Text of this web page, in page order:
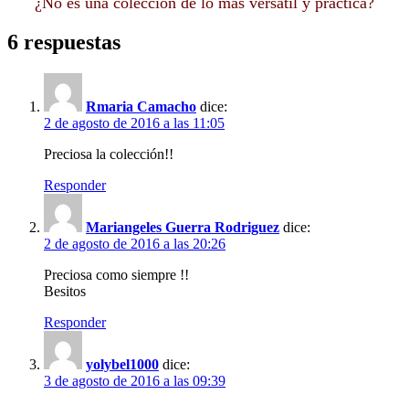
6 respuestas
Rmaria Camacho dice:
2 de agosto de 2016 a las 11:05
Preciosa la colección!!
Responder
Mariangeles Guerra Rodriguez dice:
2 de agosto de 2016 a las 20:26
Preciosa como siempre !!
Besitos
Responder
yolybel1000 dice:
3 de agosto de 2016 a las 09:39